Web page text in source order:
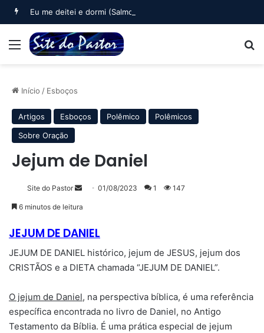
Eu me deitei e dormi (Salmo 3)
Menu
Início / Esboços
Artigos Esboços Polêmico
Polêmicos
Sobre Oração
Jejum de Daniel
Site do Pastor
Mande
mail
01/08/2023 1 147
6 minutos de leitura
JEJUM DE DANIEL
JEJUM DE DANIEL histórico, jejum de JESUS, jejum dos
CRISTÃOS e a DIETA chamada “JEJUM DE DANIEL”.
O jejum de Daniel, na perspectiva bíblica, é uma referência
específica encontrada no livro de Daniel, no Antigo
Testamento da Bíblia. É uma prática especial de jejum